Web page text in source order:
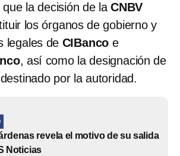
la decisión de la CNBV
los órganos de gobierno y
legales de CIBanco e
, así como la designación de
por la autoridad.
revela el motivo de su salida
Noticias